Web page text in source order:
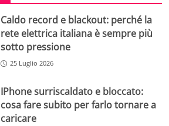
Caldo record e blackout: perché la
rete elettrica italiana è sempre più
sotto pressione
25 Luglio 2026
IPhone surriscaldato e bloccato:
cosa fare subito per farlo tornare a
caricare